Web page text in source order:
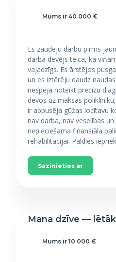
Mums ir 40 000 €
Es zaudēju darbu pirms
darba devējs teica, ka
vajadzīgs. Es ārstējos
un es iztērēju daudz
nespēja noteikt precīzu
devos uz maksas
ir abpusēja gūžas locītavu
nav darba, nav veselības
nepieciešama finansiāla
rehabilitācijai. Paldies
Sazinieties ar
Mana dzīve —
Mums ir 10 000 €